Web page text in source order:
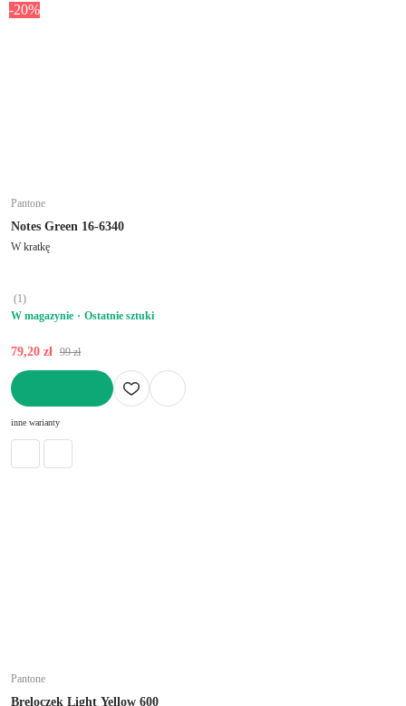
-20%
Pantone
Notes Green 16-6340
W kratkę
(1)
W magazynie
Ostatnie sztuki
79,20 zł 99 zł
inne warianty
Pantone
Breloczek Light Yellow 600